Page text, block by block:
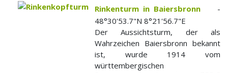
Rinkenturm in Baiersbronn -
48°30'53.7"N 8°21'56.7"E
Der Aussichtsturm, der als
Wahrzeichen Baiersbronn bekannt
ist, wurde 1914 vom
württembergischen